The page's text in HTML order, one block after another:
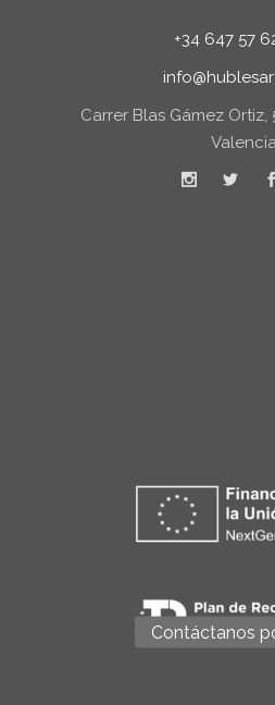
+34 647 57
Carrer Blas Gámez Ortiz,